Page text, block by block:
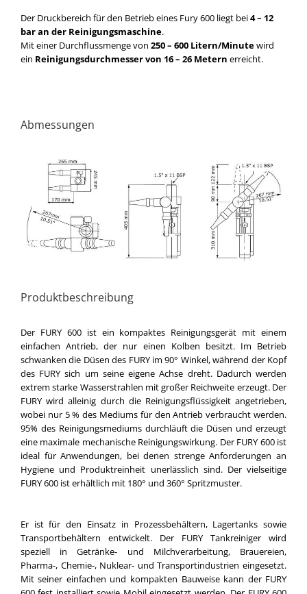
Der Druckbereich für den Betrieb eines Fury 600 liegt bei4 – 12
bar an der Reinigungsmaschine.
Mit einer Durchflussmenge von 250 – 600 Litern/Minutewird
ein Reinigungsdurchmesser von 16 – 26 Metern erreicht.
Abmessungen
Produktbeschreibung
Der FURY 600 ist ein kompaktes Reinigungsgerät mit einem
einfachen Antrieb, der nur einen Kolben besitzt. Im Betrieb
schwanken die Düsen des FURY im 90° Winkel, während der Kopf
des FURY sich um seine eigene Achse dreht. Dadurch werden
extrem starke Wasserstrahlen mit großer Reichweite erzeugt. Der
FURY wird alleinig durch die Reinigungsflüssigkeit angetrieben,
wobei nur 5 % des Mediums für den Antrieb verbraucht werden.
95% des Reinigungsmediums durchläuft die Düsen und erzeugt
eine maximale mechanische Reinigungswirkung. Der FURY 600 ist
ideal für Anwendungen, bei denen strenge Anforderungen an
Hygiene und Produktreinheit unerlässlich sind. Der vielseitige
FURY 600 ist erhältlich mit 180° und 360° Spritzmuster.
Er ist für den Einsatz in Prozessbehältern, Lagertanks sowie
Transportbehältern entwickelt. Der FURY Tankreiniger wird
speziell in Getränke- und Milchverarbeitung, Brauereien,
Pharma-, Chemie-, Nuklear- und Transportindustrien eingesetzt.
Mit seiner einfachen und kompakten Bauweise kann der FURY